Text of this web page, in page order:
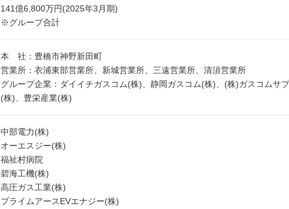
141億6,800万円(2025年3月期)
※グループ合計
本 社：豊橋市神野新田町
営業所：衣浦東部営業所、新城営業所、三遠営業所、清須営業所
グループ企業：ダイイチガスコム(株)、静岡ガスコム(株)、(株)ガスコムサ
(株)、豊栄産業(株)
中部電力(株)
オーエスジー(株)
福祉村病院
碧海工機(株)
高圧ガス工業(株)
プライムアースEVエナジー(株)